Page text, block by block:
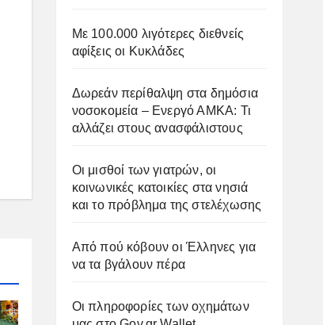
Με 100.000 λιγότερες διεθνείς
αφίξεις οι Κυκλάδες
Δωρεάν περίθαλψη στα δημόσια
νοσοκομεία – Ενεργό ΑΜΚΑ: Τι
αλλάζει στους ανασφάλιστους
Οι μισθοί των γιατρών, οι
κοινωνικές κατοικίες στα νησιά
και το πρόβλημα της στελέχωσης
Από πού κόβουν οι Έλληνες για
να τα βγάλουν πέρα
Οι πληροφορίες των οχημάτων